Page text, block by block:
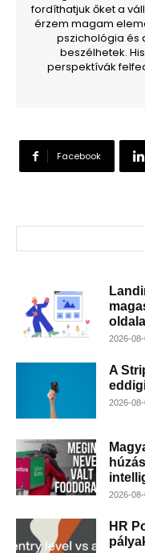
fordíthatjuk őket a
érzem magam
pszichológia és
beszélhetek.
perspektívák
Facebook
2026-
A
2026-
2026-
HR